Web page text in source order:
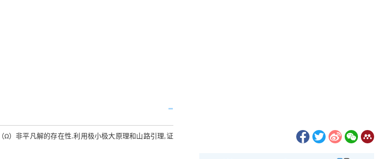
（Ω）非平凡解的存在性.利用极小极大原理和山路引理,证